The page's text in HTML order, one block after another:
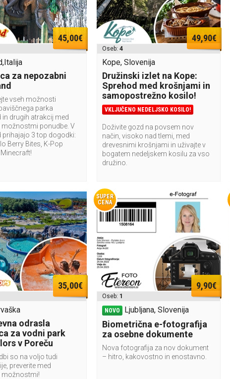
45,00€
za nepozabni
vseh možnosti
parka
in drugih atrakcij med
ponudbe. V
prihajajo 3 top dogodki:
Berry Bites, K-Pop
49,90€
Oseb: 4
Kope, Slovenija
Družinski izlet na Kope:
Sprehod med krošnjami in
samopostrežno kosilo!
VKLJUČENO NEDELJSKO KOSILO!
Doživite gozd na povsem nov
način, visoko nad tlemi, med
drevesnimi krošnjami in uživajte v
bogatem nedeljskem kosilu za vso
družino.
35,00€
odrasla
za vodni park
v Poreču
so na voljo tudi
preverite med
možnostmi!
SUPER
CENA
9,90€
Oseb: 1
NOVO Ljubljana, Slovenija
Biometrična e-fotografija
za osebne dokumente
Nova fotografija za nov dokument
– hitro, kakovostno in enostavno.